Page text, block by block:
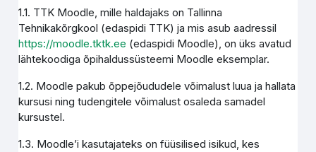
1.1. TTK Moodle, mille haldajaks on Tallinna
Tehnikakõrgkool (edaspidi TTK) ja mis asub aadressil
https://moodle.tktk.ee (edaspidi Moodle), on üks avatud
lähtekoodiga õpihaldussüsteemi Moodle eksemplar.
1.2. Moodle pakub õppejõududele võimalust luua ja hallata
kursusi ning tudengitele võimalust osaleda samadel
kursustel.
1.3. Moodle’i kasutajateks on füüsilised isikud, kes